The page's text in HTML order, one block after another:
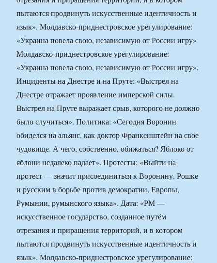
пытаются продвинуть искусственные идентичность и
язык». Молдавско-приднестровское урегулирование:
«Украина повела свою, независимую от России игру»
Молдавско-приднестровское урегулирование:
«Украина повела свою, независимую от России игру».
Инциденты на Днестре и на Пруте: «Выстрел на
Днестре отражает проявление имперской силы.
Выстрел на Пруте выражает срыв, которого не должно
было случиться». Политика: «Сегодня Воронин
обиделся на альянс, как доктор Франкенштейн на свое
чудовище. А чего, собственно, обижаться? Яблоко от
яблони недалеко падает». Протесты: «Выйти на
протест — значит присоединиться к Воронину, Рошке
и русским в борьбе против демократии, Европы,
Румынии, румынского языка». Дата: «РМ —
искусственное государство, созданное путём
отрезания и приращения территорий, и в котором
пытаются продвинуть искусственные идентичность и
язык». Молдавско-приднестровское урегулирование: